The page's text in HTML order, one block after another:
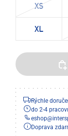
XS
XL
Rýchle
do 2-4
eshop@
Doprava